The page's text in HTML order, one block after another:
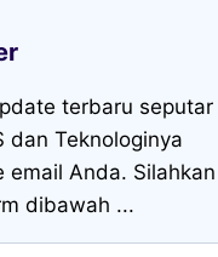
terbaru seputar
dan Teknologinya
email Anda. Silahkan
dibawah ...